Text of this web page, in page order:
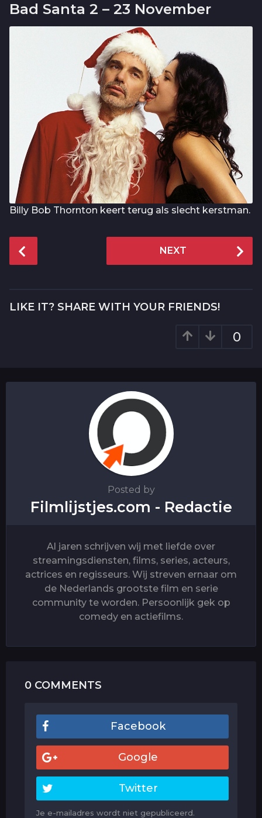
Bad Santa 2 – 23 November
Billy Bob Thornton keert terug als slecht kerstman.
o
P
a
NEXT
LIKE IT? SHARE WITH YOUR FRIENDS!
0
Posted by
Filmlijstjes.com - Redactie
Al jaren schrijven wij met liefde over
streamingsdiensten, films, series, acteurs,
actrices en regisseurs. Wij streven ernaar om
de Nederlands grootste film en serie
community te worden. Persoonlijk gek op
comedy en actiefilms.
0 COMMENTS
Facebook
Google
Twitter
Je e-mailadres wordt niet gepubliceerd.